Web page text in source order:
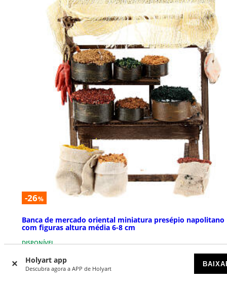
Holyart app
Descubra agora a APP de Holyart
-26%
Banca de mercado oriental miniatura presépio napolitano
com figuras altura média 6-8 cm
DISPONÍVEL
€ 19,90 € 27,00